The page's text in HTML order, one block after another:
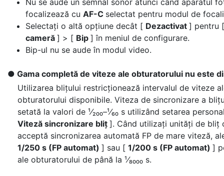
Nu se aude un semnal sonor atunci când aparatul
focalizează cu AF-C selectat pentru modul de
Selectați o altă opțiune decât [ Dezactivat ] pentru
cameră ] > [ Bip ] în meniul de configurare.
Bip-ul nu se aude în modul video.
Gama completă de viteze ale obturatorului nu este
Utilizarea blițului restricționează intervalul de viteze
obturatorului disponibile. Viteza de sincronizare a
setată la valori de ¹⁄₂₀₀–¹⁄₆₀ s utilizând setarea
Viteză sincronizare bliț ]. Când utilizați unități de bliț
acceptă sincronizarea automată FP de mare viteză,
1/250 s (FP automat) ] sau [ 1/200 s (FP automat) ]
ale obturatorului de până la ¹⁄₈₀₀₀ s.